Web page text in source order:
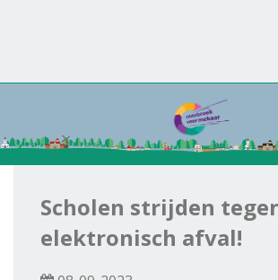
Scholen strijden
elektronisch afval!